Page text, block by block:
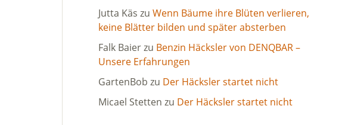
Jutta Käs zu Wenn Bäume ihre Blüten verlieren,
keine Blätter bilden und später absterben
Falk Baierzu Benzin Häcksler von DENQBAR –
Unsere Erfahrungen
GartenBob zu Der Häcksler startet nicht
Micael Stetten zu Der Häcksler startet nicht